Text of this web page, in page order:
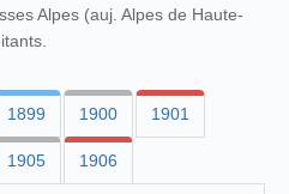
Alpes (auj. Alpes de Haute-
1899 1900 1901
1905 1906